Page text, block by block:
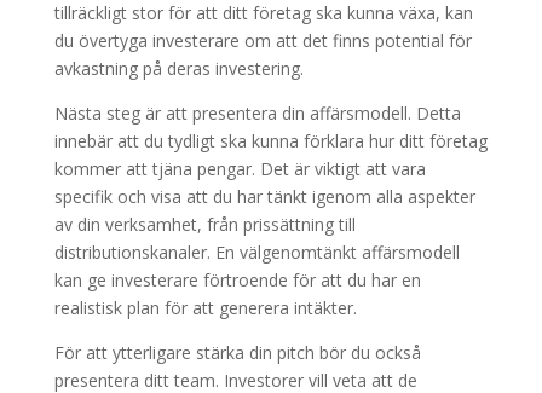
tillräckligt stor för att ditt företag ska kunna växa, kan
du övertyga investerare om att det finns potential för
avkastning på deras investering.
Nästa steg är att presentera din affärsmodell. Detta
innebär att du tydligt ska kunna förklara hur ditt företag
kommer att tjäna pengar. Det är viktigt att vara
specifik och visa att du har tänkt igenom alla aspekter
av din verksamhet, från prissättning till
distributionskanaler. En välgenomtänkt affärsmodell
kan ge investerare förtroende för att du har en
realistisk plan för att generera intäkter.
För att ytterligare stärka din pitch bör du också
presentera ditt team. Investorer vill veta att de